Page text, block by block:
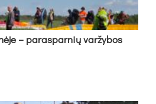
– pa­ras­par­nių var­žy­bos